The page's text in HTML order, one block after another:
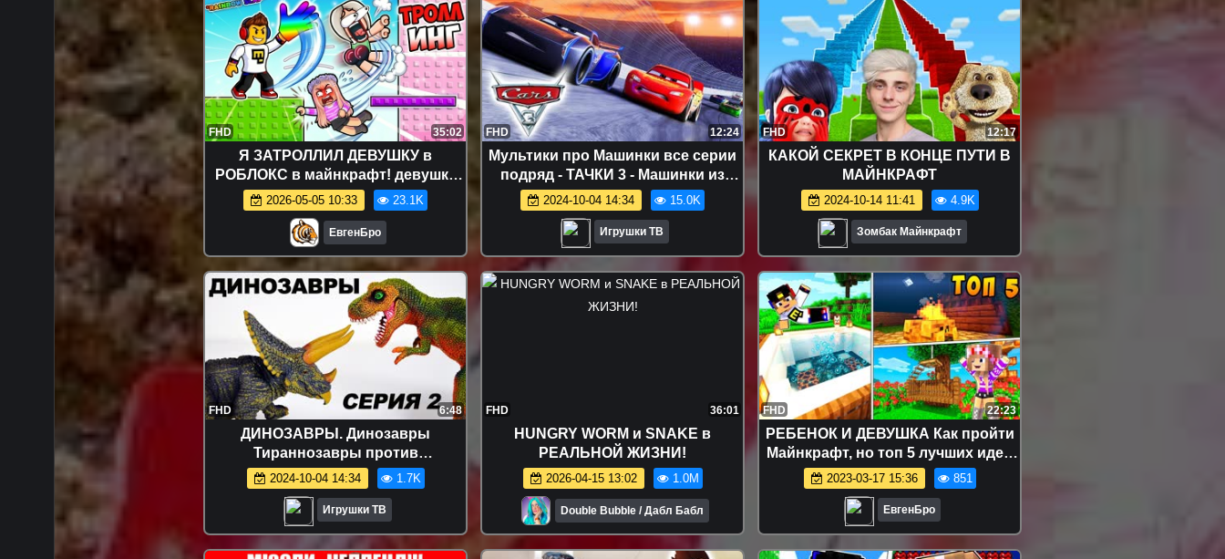
FHD 35:02
Я ЗАТРОЛЛИЛ ДЕВУШКУ в
РОБЛОКС в майнкрафт! девушка
новичок видео minecraft
2026-05-05 10:33 23.1K
ЕвгенБро
FHD 12:24
Мультики про Машинки все серии
подряд - ТАЧКИ 3 - Машинки из
Мультика ТАЧКИ 3 Маквин и
Джексон ШТОРМ
2024-10-04 14:34 15.0K
Игрушки ТВ
FHD 12:17
КАКОЙ СЕКРЕТ В КОНЦЕ ПУТИ В
МАЙНКРАФТ
2024-10-14 11:41 4.9K
Зомбак Майнкрафт
FHD 6:48
ДИНОЗАВРЫ. Динозавры
Тираннозавры против
Трицератопса 2 серия | Битва
Динозавров | Игрушки ТВ
2024-10-04 14:34 1.7K
Игрушки ТВ
FHD 36:01
HUNGRY WORM и SNAKE в
РЕАЛЬНОЙ ЖИЗНИ!
2026-04-15 13:02 1.0M
Double Bubble / Дабл Бабл
FHD 22:23
РЕБЕНОК И ДЕВУШКА Как пройти
Майнкрафт, но топ 5 лучших идей
для сада ! НУБ И ПРО ВИДЕО
MINECRAFT
2023-03-17 15:36 851
ЕвгенБро